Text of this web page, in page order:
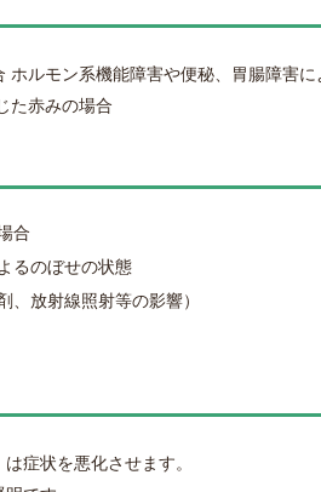
ホルモン系機能障害や便秘、胃腸障害
た赤みの場合
合
るのぼせの状態
、放射線照射等の影響）
症状を悪化させます。